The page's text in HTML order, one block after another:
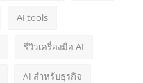
AI tools
รีวิวเครื่องมือ AI
AI สำหรับธุรกิจ